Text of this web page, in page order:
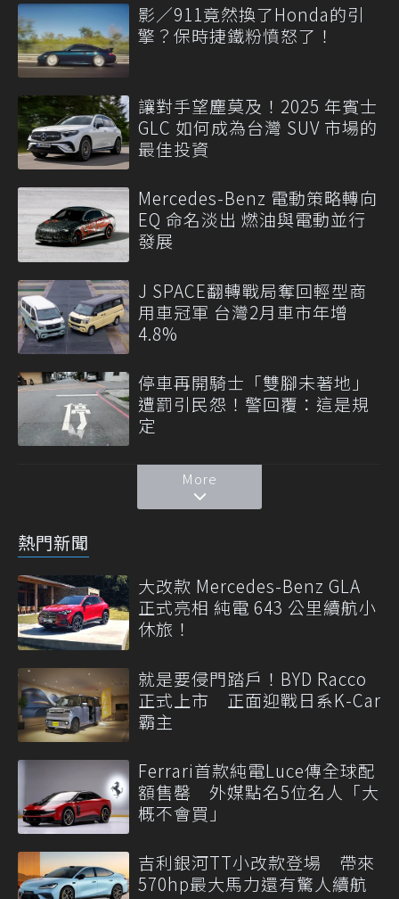
影／911竟然換了Honda的引
擎？保時捷鐵粉憤怒了！
讓對手望塵莫及！2025 年賓士
GLC 如何成為台灣 SUV 市場的
最佳投資
Mercedes-Benz 電動策略轉向
EQ 命名淡出 燃油與電動並行
發展
J SPACE翻轉戰局奪回輕型商
用車冠軍 台灣2月車市年增
4.8%
停車再開騎士「雙腳未著地」
遭罰引民怨！警回覆：這是規
定
More
熱門新聞
大改款 Mercedes-Benz GLA
正式亮相 純電 643 公里續航小
休旅！
就是要侵門踏戶！BYD Racco
正式上市 正面迎戰日系K-Car
霸主
Ferrari首款純電Luce傳全球配
額售罄 外媒點名5位名人「大
概不會買」
吉利銀河TT小改款登場 帶來
570hp最大馬力還有驚人續航